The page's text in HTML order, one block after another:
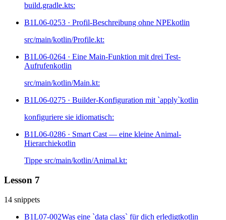
build.gradle.kts:
B1L06-0253 · Profil-Beschreibung ohne NPEkotlin
src/main/kotlin/Profile.kt:
B1L06-0264 · Eine Main-Funktion mit drei Test-
Aufrufenkotlin
src/main/kotlin/Main.kt:
B1L06-0275 · Builder-Konfiguration mit `apply`kotlin
konfiguriere sie idiomatisch:
B1L06-0286 · Smart Cast — eine kleine Animal-
Hierarchiekotlin
Tippe src/main/kotlin/Animal.kt:
Lesson 7
14 snippets
B1L07-002Was eine `data class` für dich erledigtkotlin